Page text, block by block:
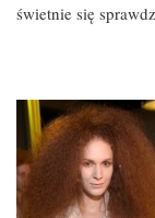
świetnie się